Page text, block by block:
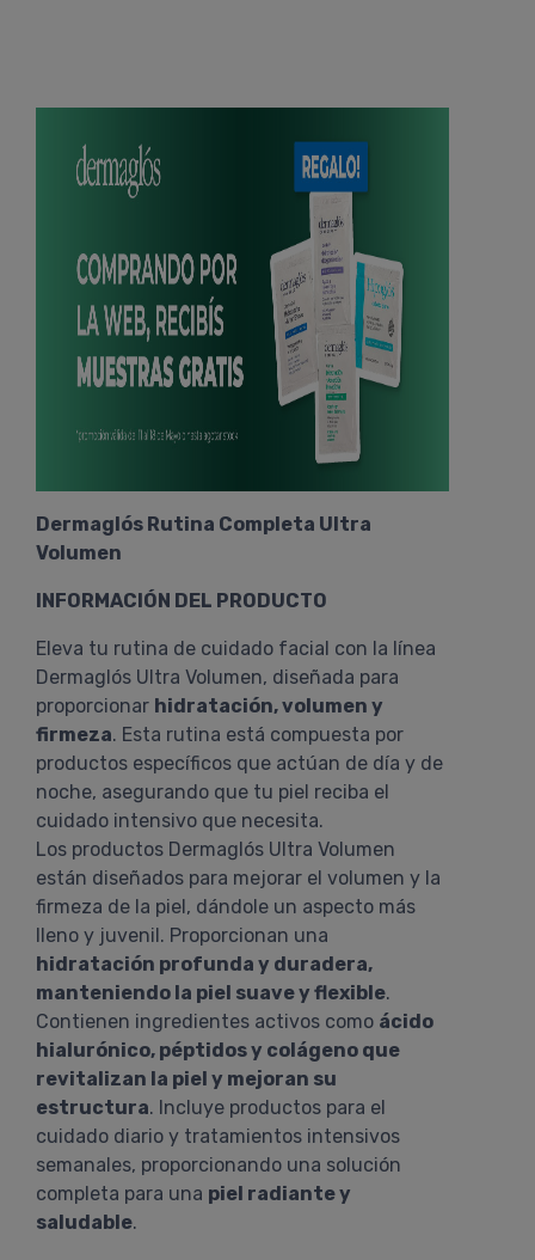
Dermaglós Rutina Completa Ultra
Volumen
INFORMACIÓN DEL PRODUCTO
Eleva tu rutina de cuidado facial con la línea
Dermaglós Ultra Volumen, diseñada para
proporcionar hidratación, volumen y
firmeza. Esta rutina está compuesta por
productos específicos que actúan de día y de
noche, asegurando que tu piel reciba el
cuidado intensivo que necesita.
Los productos Dermaglós Ultra Volumen
están diseñados para mejorar el volumen y la
firmeza de la piel, dándole un aspecto más
lleno y juvenil. Proporcionan una
hidratación profunda y duradera,
manteniendo la piel suave y flexible.
Contienen ingredientes activos como ácido
hialurónico, péptidos y colágeno que
revitalizan la piel y mejoran su
estructura. Incluye productos para el
cuidado diario y tratamientos intensivos
semanales, proporcionando una solución
completa para una piel radiante y
saludable.